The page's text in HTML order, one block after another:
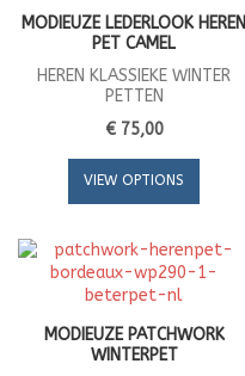
MODIEUZE LEDERLOOK HEREN
PET CAMEL
HEREN KLASSIEKE WINTER
PETTEN
€ 75,00
VIEW OPTIONS
MODIEUZE PATCHWORK
WINTERPET